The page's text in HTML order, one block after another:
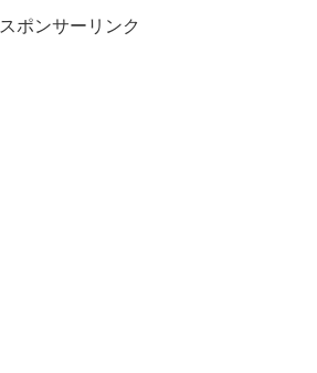
スポンサーリンク